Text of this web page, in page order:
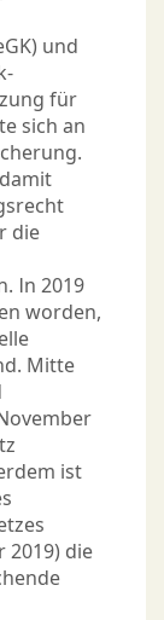
und
für
sich an
die
In 2019
worden,
Mitte
ist
2019) die